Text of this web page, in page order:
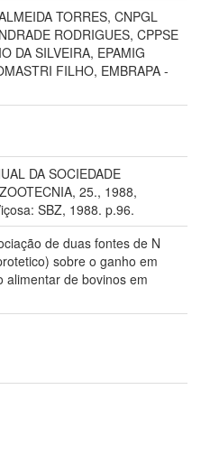
TORRES, CNPGL
RODRIGUES, CPPSE
DA SILVEIRA, EPAMIG
FILHO, EMBRAPA -
DA SOCIEDADE
25., 1988,
SBZ, 1988. p.96.
de duas fontes de N
sobre o ganho em
alimentar de bovinos em